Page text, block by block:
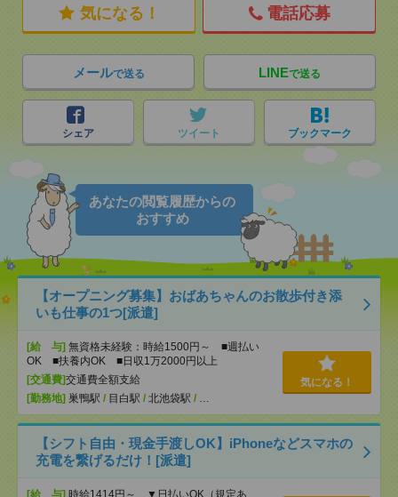
気になる！ 電話応募
メールで送る LINEで送る
シェア ツイート ブックマーク
あなたの閲覧履歴からの
おすすめ
【オープニング募集】おばあちゃんのお散歩付き添
いも仕事の1つ[派遣]
[給 与] 無資格未経験：時給1500円～ ■週払い
OK ■扶養内OK ■日収1万2000円以上
[交通費]交通費全額支給
[勤務地] 巣鴨駅 / 目白駅 / 北池袋駅 / …
気になる！
【シフト自由・現金手渡しOK】iPhoneなどスマホの
充電を繋げるだけ！[派遣]
[給 与] 時給1414円～ ▼日払いOK（規定あ